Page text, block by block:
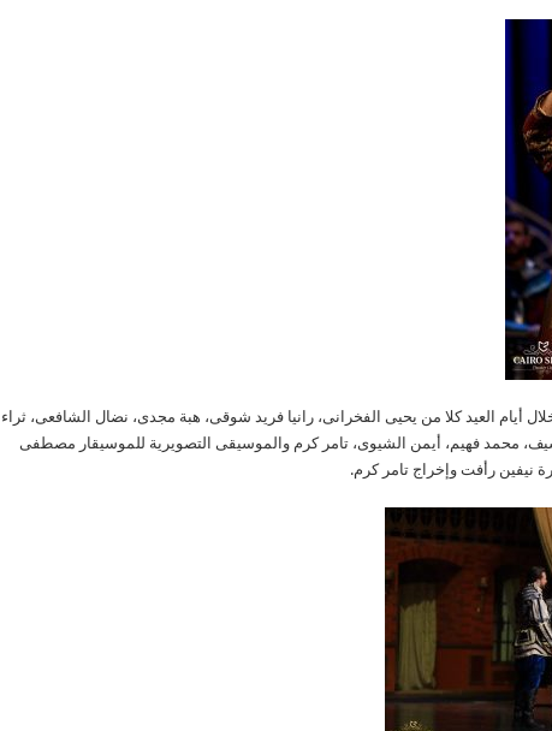
العيد كلا من يحيى الفخرانى، رانيا فريد شوقى، هبة مجدى، نضال الشافعى، ثراء
محمد فهيم، أيمن الشيوى، تامر كرم والموسيقى التصويرية للموسيقار مصطفى
نيفين رأفت وإخراج تامر كرم.